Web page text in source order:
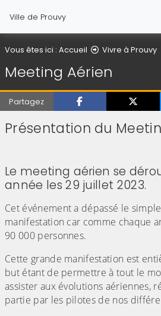
Ville de Prouvy
Vous êtes ici : Accueil Vivre à Prouvy
Meeting Aérien
Partagez
Présentation du
Le meeting aérien se
année les 29 juillet 2023.
Cet événement a dépassé le
manifestation car comme chaque
90 000 personnes.
Cette grande manifestation est
but étant de permettre à tout le
assister aux évolutions aériennes,
partie par les pilotes de nos